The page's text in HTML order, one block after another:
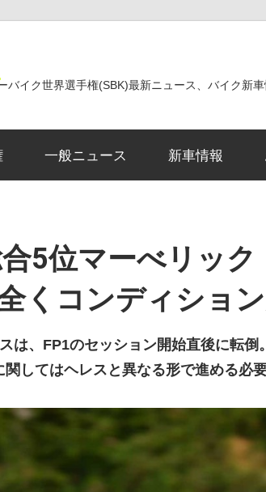
気
に
る
バ
イ
ク
イク世界選手権(SBK)最新ニュース、バイク新
一般ニュース 新車情報
5位マーべリック
くコンディション
は、FP1のセッション開始直後に転倒
してはヘレスと異なる形で進める必